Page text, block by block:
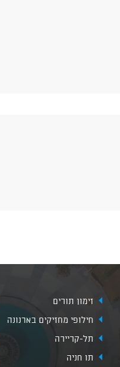
זימון תורים
חילופי מחזיקים בארנונה
תל-קריירה
תו חניה